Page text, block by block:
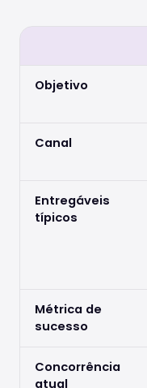
Objetivo
Canal
Entregáveis
típicos
Métrica de
sucesso
Concorrência
atual